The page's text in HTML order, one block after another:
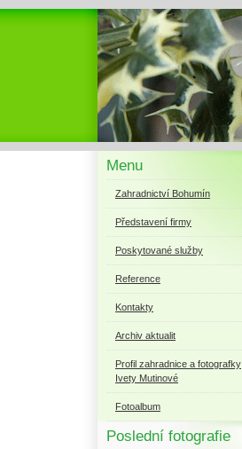
Menu
Zahradnictví Bohumín
Představení firmy
Poskytované služby
Reference
Kontakty
Archiv aktualit
Profil zahradnice a fotografky
Ivety Mutinové
Fotoalbum
Poslední fotografie